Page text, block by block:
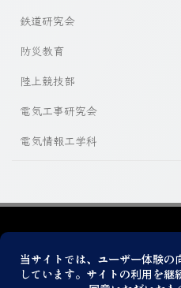
鉄道研究会
防災教育
陸上競技部
電気工事研究会
電気情報工学科